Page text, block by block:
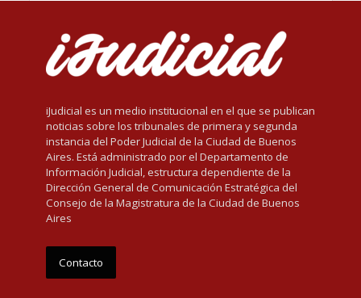
iJudicial es un medio institucional en el que se publican
noticias sobre los tribunales de primera y segunda
instancia del Poder Judicial de la Ciudad de Buenos
Aires. Está administrado por el Departamento de
Información Judicial, estructura dependiente de la
Dirección General de Comunicación Estratégica del
Consejo de la Magistratura de la Ciudad de Buenos
Aires
Contacto